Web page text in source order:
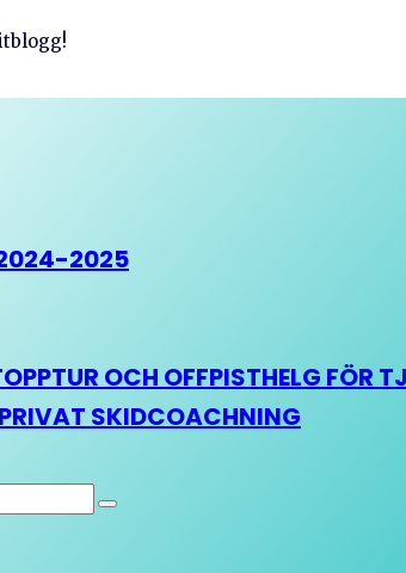
2024-2025
OCH OFFPISTHELG FÖR
SKIDCOACHNING